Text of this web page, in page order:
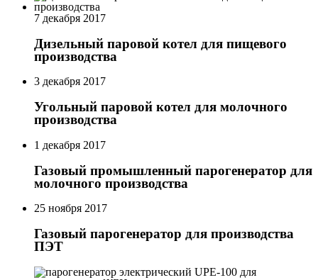
7 декабря 2017
Дизельный паровой котел для пищевого
производства
3 декабря 2017
Угольный паровой котел для молочного
производства
1 декабря 2017
Газовый промышленный парогенератор для
молочного производства
25 ноября 2017
Газовый парогенератор для производства
ПЭТ